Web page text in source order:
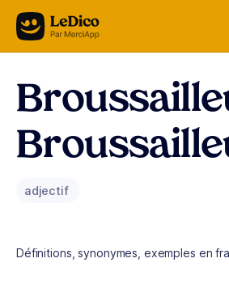
Aller au contenu
adjectif
Définitions, synonymes, exemples en